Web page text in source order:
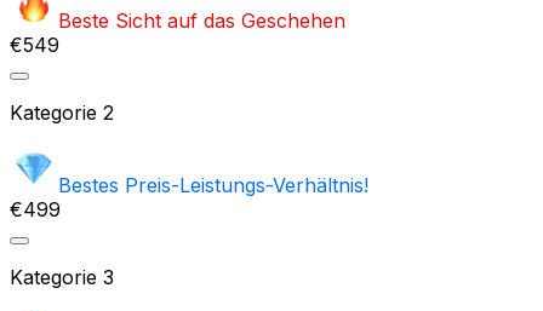
Beste Sicht auf das Geschehen
€549
Kategorie 2
Bestes Preis-Leistungs-Verhältnis!
€499
Kategorie 3